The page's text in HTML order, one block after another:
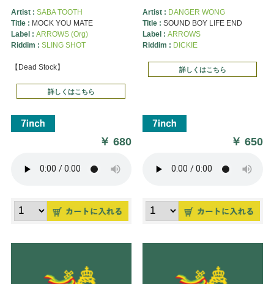
Artist : SABA TOOTH
Title : MOCK YOU MATE
Label : ARROWS (Org)
Riddim : SLING SHOT
【Dead Stock】
詳しくはこちら
￥680
Artist : DANGER WONG
Title : SOUND BOY LIFE END
Label : ARROWS
Riddim : DICKIE
詳しくはこちら
￥650